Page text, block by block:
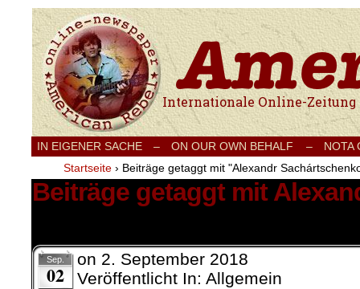
Internationale Onlinezeitung für Frieden,
IN EIGENER SACHE – ON OUR OWN BEHALF –
NOTA
Startseite › Beiträge getaggt mit "Alexandr
Beiträge getaggt mit
Sep.
02
on 2. September 2018
Veröffentlicht In: Allgemein